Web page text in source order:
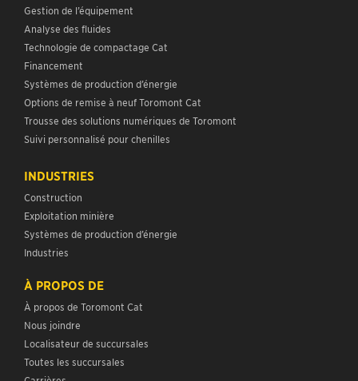
Gestion de l’équipement
Analyse des fluides
Technologie de compactage Cat
Financement
Systèmes de production d’énergie
Options de remise à neuf Toromont Cat
Trousse des solutions numériques de Toromont
Suivi personnalisé pour chenilles
INDUSTRIES
Construction
Exploitation minière
Systèmes de production d’énergie
Industries
À PROPOS DE
À propos de Toromont Cat
Nous joindre
Localisateur de succursales
Toutes les succursales